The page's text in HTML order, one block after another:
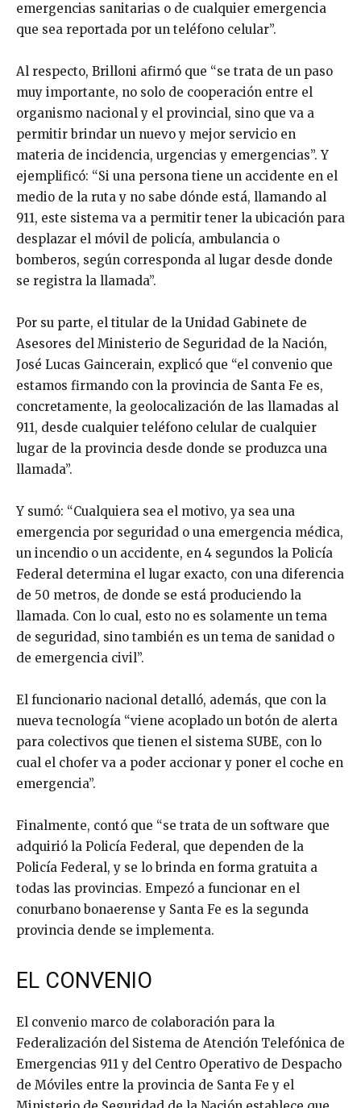
emergencias sanitarias o de cualquier emergencia
que sea reportada por un teléfono celular”.
Al respecto, Brilloni afirmó que “se trata de un paso
muy importante, no solo de cooperación entre el
organismo nacional y el provincial, sino que va a
permitir brindar un nuevo y mejor servicio en
materia de incidencia, urgencias y emergencias”. Y
ejemplificó: “Si una persona tiene un accidente en el
medio de la ruta y no sabe dónde está, llamando al
911, este sistema va a permitir tener la ubicación para
desplazar el móvil de policía, ambulancia o
bomberos, según corresponda al lugar desde donde
se registra la llamada”.
Por su parte, el titular de la Unidad Gabinete de
Asesores del Ministerio de Seguridad de la Nación,
José Lucas Gaincerain, explicó que “el convenio que
estamos firmando con la provincia de Santa Fe es,
concretamente, la geolocalización de las llamadas al
911, desde cualquier teléfono celular de cualquier
lugar de la provincia desde donde se produzca una
llamada”.
Y sumó: “Cualquiera sea el motivo, ya sea una
emergencia por seguridad o una emergencia médica,
un incendio o un accidente, en 4 segundos la Policía
Federal determina el lugar exacto, con una diferencia
de 50 metros, de donde se está produciendo la
llamada. Con lo cual, esto no es solamente un tema
de seguridad, sino también es un tema de sanidad o
de emergencia civil”.
El funcionario nacional detalló, además, que con la
nueva tecnología “viene acoplado un botón de alerta
para colectivos que tienen el sistema SUBE, con lo
cual el chofer va a poder accionar y poner el coche en
emergencia”.
Finalmente, contó que “se trata de un software que
adquirió la Policía Federal, que dependen de la
Policía Federal, y se lo brinda en forma gratuita a
todas las provincias. Empezó a funcionar en el
conurbano bonaerense y Santa Fe es la segunda
provincia dende se implementa.
EL CONVENIO
El convenio marco de colaboración para la
Federalización del Sistema de Atención Telefónica de
Emergencias 911 y del Centro Operativo de Despacho
de Móviles entre la provincia de Santa Fe y el